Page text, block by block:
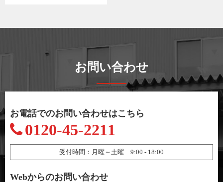
お問い合わせ
お電話でのお問い合わせはこちら
0120-45-2211
受付時間：月曜～土曜 9:00 - 18:00
Webからのお問い合わせ